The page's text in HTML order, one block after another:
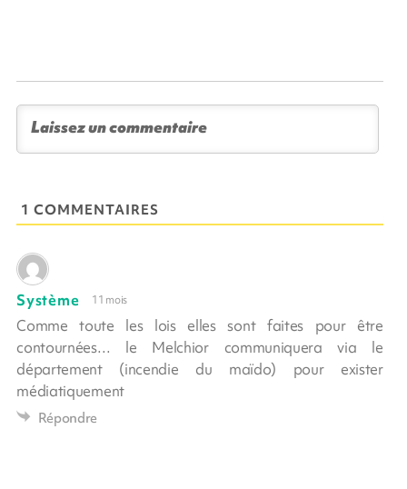
1 COMMENTAIRES
Système 11 mois
Comme toute les lois elles sont faites pour être
contournées… le Melchior communiquera via le
département (incendie du maïdo) pour exister
médiatiquement
Répondre